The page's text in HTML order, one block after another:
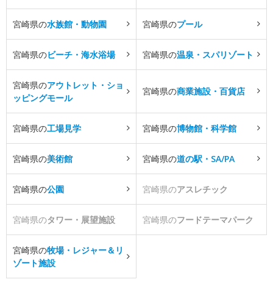
宮崎県の水族館・動物園 宮崎県のプール
宮崎県のビーチ・海水浴場 宮崎県の温泉・スパリゾート
宮崎県のアウトレット・ショ
ッピングモール
宮崎県の商業施設・百貨店
宮崎県の工場見学 宮崎県の博物館・科学館
宮崎県の美術館 宮崎県の道の駅・SA/PA
宮崎県の公園 宮崎県のアスレチック
宮崎県のタワー・展望施設 宮崎県のフードテーマパーク
宮崎県の牧場・レジャー＆リ
ゾート施設